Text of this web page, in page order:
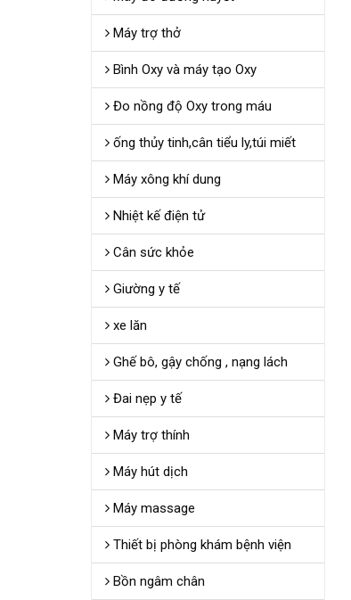
Máy trợ thở
Bình Oxy và máy tạo Oxy
Đo nồng độ Oxy trong máu
ống thủy tinh,cân tiểu ly,túi miết
Máy xông khí dung
Nhiệt kế điện tử
Cân sức khỏe
Giường y tế
xe lăn
Ghế bô, gậy chống , nạng lách
Đai nẹp y tế
Máy trợ thính
Máy hút dịch
Máy massage
Thiết bị phòng khám bệnh viện
Bồn ngâm chân